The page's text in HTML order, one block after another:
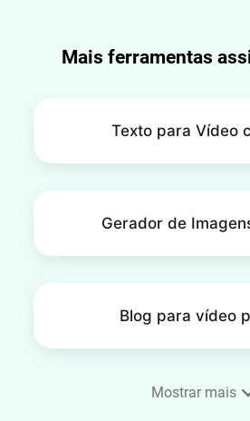
Mais ferramentas
Texto para Vídeo
Gerador de
Blog para vídeo
Mostrar mais